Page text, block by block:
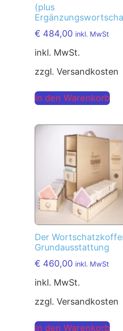
(plus
€ 484,00 inkl. MwSt
inkl. MwSt.
zzgl. Versandkosten
In den Warenkorb
Der
Grundausstattung
€ 460,00 inkl. MwSt
inkl. MwSt.
zzgl. Versandkosten
In den Warenkorb